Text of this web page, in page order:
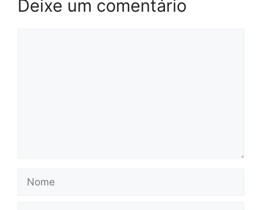
Deixe um comentário
Nome